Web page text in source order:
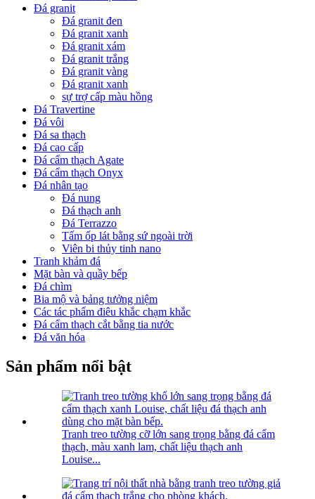
Đá granit
Đá granit đen
Đá granit xanh
Đá granit xám
Đá granit trắng
Đá granit vàng
Đá granit xanh
sự trợ cấp màu hồng
Đá Travertine
Đá vôi
Đá sa thạch
Đá cao cấp
Đá cẩm thạch Agate
Đá cẩm thạch Onyx
Đá nhân tạo
Đá nung
Đá thạch anh
Đá Terrazzo
Tấm ốp lát bằng sứ ngoài trời
Viên bi thủy tinh nano
Tranh khảm đá
Mặt bàn và quầy bếp
Đá chìm
Bia mộ và bảng tưởng niệm
Các tác phẩm điêu khắc chạm khắc
Đá cẩm thạch cắt bằng tia nước
Đá văn hóa
Sản phẩm nổi bật
Tranh treo tường cỡ lớn sang trọng bằng đá cẩm
thạch, màu xanh lam, chất liệu thạch anh
Louise...